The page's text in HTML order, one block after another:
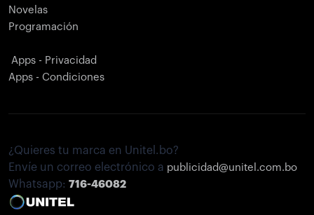
Novelas
Programación
Apps - Privacidad
Apps - Condiciones
¿Quieres tu marca en Unitel.bo?
Envíe un correo electrónico a publicidad@unitel.com.bo
Whatsapp: 716-46082